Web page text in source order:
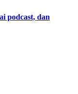
podcast, dan